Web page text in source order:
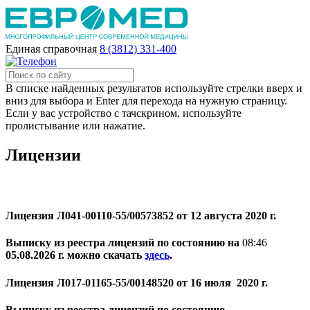
Единая справочная 8 (3812) 331-400
В списке найденных результатов используйте стрелки вверх и
вниз для выбора и Enter для перехода на нужную страницу.
Если у вас устройство с тачскрином, используйте
пролистывание или нажатие.
Лицензии
Лицензия Л041-00110-55/00573852 от 12 августа 2020 г.
Выписку из реестра лицензий по состоянию на 08:46
05.08.2026 г. можно скачать здесь.
Лицензия Л017-01165-55/00148520 от 16 июля 2020 г.